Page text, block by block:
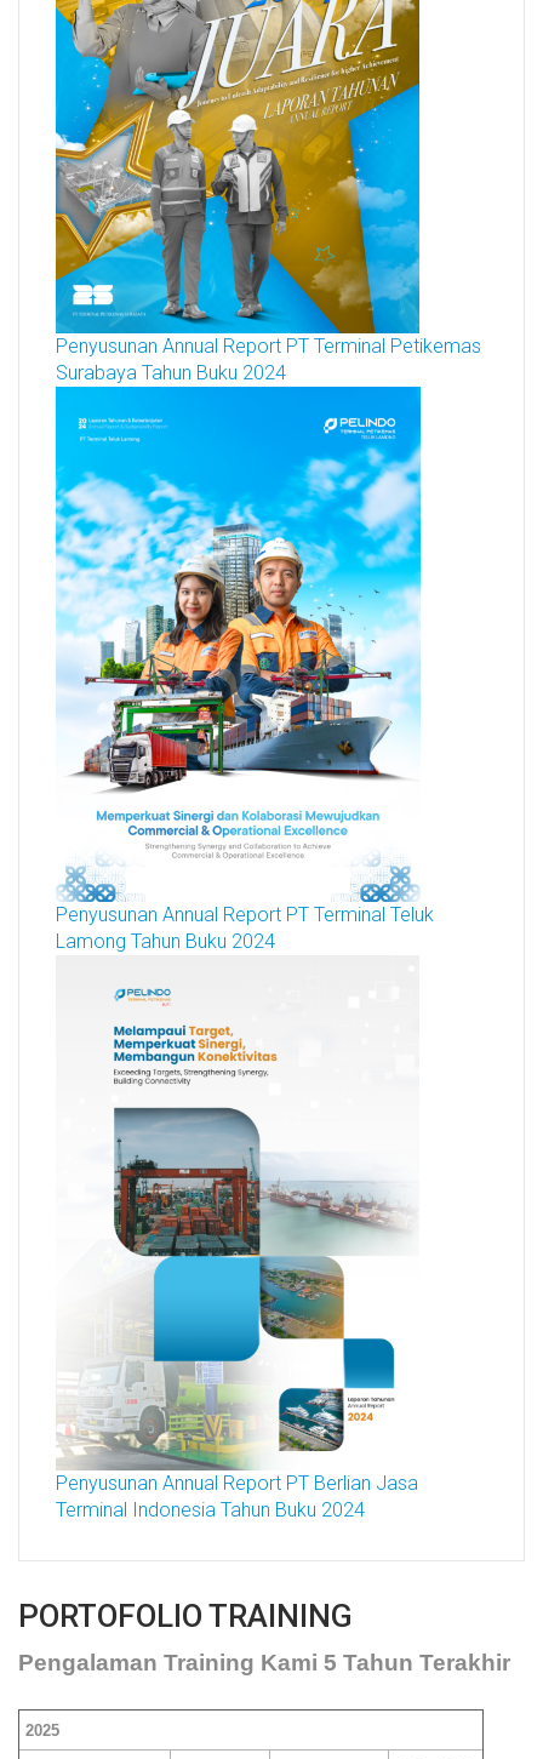
Penyusunan Annual Report PT Terminal Petikemas
Surabaya Tahun Buku 2024
Penyusunan Annual Report PT Terminal Teluk
Lamong Tahun Buku 2024
Penyusunan Annual Report PT Berlian Jasa
Terminal Indonesia Tahun Buku 2024
PORTOFOLIO TRAINING
Pengalaman Training Kami 5 Tahun Terakhir
2025